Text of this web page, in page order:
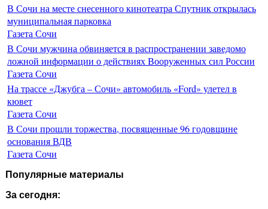
В Сочи на месте снесенного кинотеатра Спутник открылась
муниципальная парковка
Газета Сочи
В Сочи мужчина обвиняется в распространении заведомо
ложной информации о действиях Вооруженных сил России
Газета Сочи
На трассе «Джубга – Сочи» автомобиль «Ford» улетел в
кювет
Газета Сочи
В Сочи прошли торжества, посвященные 96 годовщине
основания ВДВ
Газета Сочи
Популярные материалы
За сегодня: